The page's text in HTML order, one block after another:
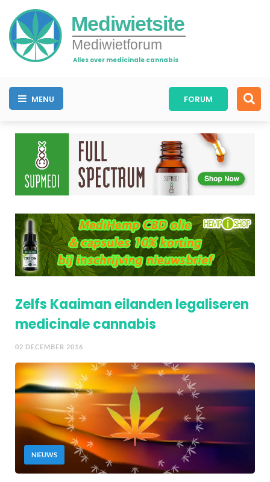
Mediwietsite
Mediwietforum
Alles over medicinale cannabis
MENU FORUM
Zelfs Kaaiman eilanden legaliseren
medicinale cannabis
02 DECEMBER 2016
NIEUWS